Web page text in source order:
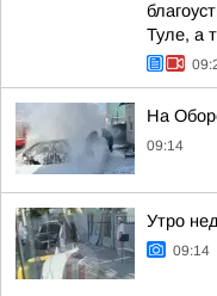
Туле, а
На
09:14
Утро
09:14